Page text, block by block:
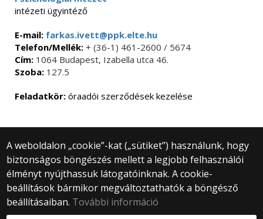
intézeti ügyintéző
E-mail: farkas.ivett@ppk.elte.hu
Telefon/Mellék: + (36-1) 461-2600 / 5674
Cím: 1064 Budapest, Izabella utca 46.
Szoba: 127.5
Feladatkör: óraadói szerződések kezelése
A weboldalon „cookie”-kat („sütiket”) használunk, hogy
biztonságos böngészés mellett a legjobb felhasználói
élményt nyújthassuk látogatóinknak. A cookie-
beállítások bármikor megváltoztathatók a böngésző
beállításaiban. További információ
© 2025 Eötvös Loránd Tudományegyetem
Minden jog fenntartva.
1053 Budapest, Egyetem tér 1–3.
Központi telefonszám: +36 1 411 6500